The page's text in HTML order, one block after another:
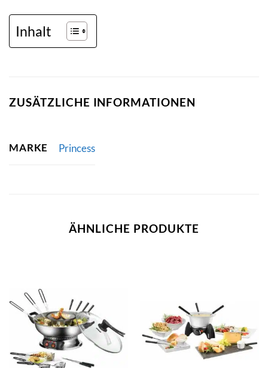
Inhalt
ZUSÄTZLICHE INFORMATIONEN
MARKE Princess
ÄHNLICHE PRODUKTE